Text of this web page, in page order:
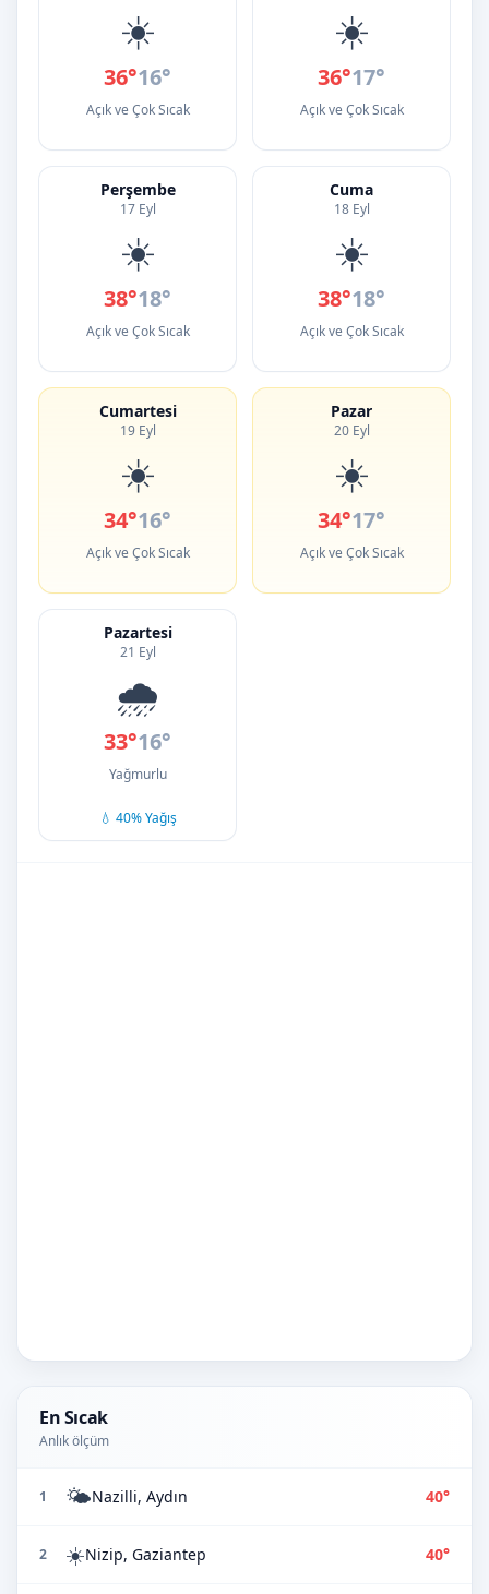
☀️
36°16°
Açık ve Çok Sıcak
☀️
36°17°
Açık ve Çok Sıcak
Perşembe
17 Eyl
☀️
38°18°
Açık ve Çok Sıcak
Cuma
18 Eyl
☀️
38°18°
Açık ve Çok Sıcak
Cumartesi
19 Eyl
☀️
34°16°
Açık ve Çok Sıcak
Pazar
20 Eyl
☀️
34°17°
Açık ve Çok Sıcak
Pazartesi
21 Eyl
🌧️
33°16°
Yağmurlu
💧 40% Yağış
En Sıcak
Anlık ölçüm
1 🌤️Nazilli, Aydın 40°
2 ☀️Nizip, Gaziantep 40°